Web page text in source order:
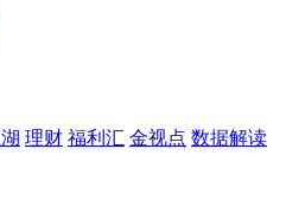
理财 福利汇 金视点 数据解读